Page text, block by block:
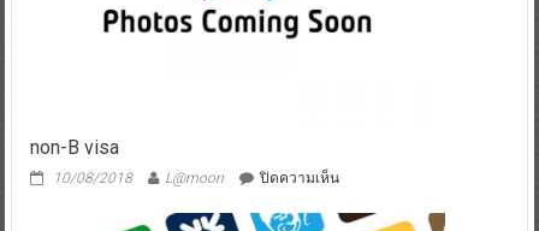
non-B visa
10/08/2018 L@moon ปิดความเห็นบน
B